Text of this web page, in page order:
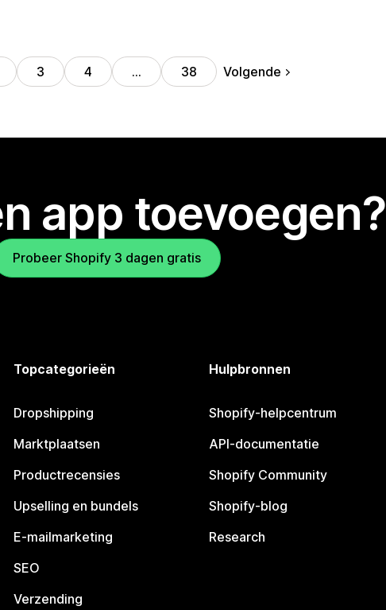
3 4 … 38 Volgende
app toevoegen?
Probeer Shopify 3 dagen gratis
Topcategorieën
Dropshipping
Marktplaatsen
Productrecensies
Upselling en bundels
E-mailmarketing
SEO
Verzending
Hulpbronnen
Shopify-helpcentrum
API-documentatie
Shopify Community
Shopify-blog
Research